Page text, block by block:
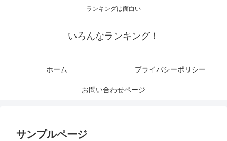
ランキングは面白い
いろんなランキング！
ホーム プライバシーポリシー
お問い合わせページ
サンプルページ